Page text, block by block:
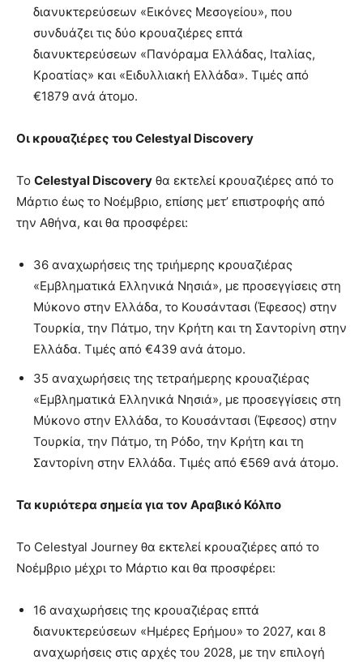
διανυκτερεύσεων «Εικόνες Μεσογείου», που
συνδυάζει τις δύο κρουαζιέρες επτά
διανυκτερεύσεων «Πανόραμα Ελλάδας, Ιταλίας,
Κροατίας» και «Ειδυλλιακή Ελλάδα». Τιμές από
€1879 ανά άτομο.
Οι κρουαζιέρες του Celestyal Discovery
Το Celestyal Discovery θα εκτελεί κρουαζιέρες από το
Μάρτιο έως το Νοέμβριο, επίσης μετ’ επιστροφής από
την Αθήνα, και θα προσφέρει:
36 αναχωρήσεις της τριήμερης κρουαζιέρας
«Εμβληματικά Ελληνικά Νησιά», με προσεγγίσεις στη
Μύκονο στην Ελλάδα, το Κουσάντασι (Έφεσος) στην
Τουρκία, την Πάτμο, την Κρήτη και τη Σαντορίνη στην
Ελλάδα. Τιμές από €439 ανά άτομο.
35 αναχωρήσεις της τετραήμερης κρουαζιέρας
«Εμβληματικά Ελληνικά Νησιά», με προσεγγίσεις στη
Μύκονο στην Ελλάδα, το Κουσάντασι (Έφεσος) στην
Τουρκία, την Πάτμο, τη Ρόδο, την Κρήτη και τη
Σαντορίνη στην Ελλάδα. Τιμές από €569 ανά άτομο.
Τα κυριότερα σημεία για τον Αραβικό Κόλπο
Το Celestyal Journey θα εκτελεί κρουαζιέρες από το
Νοέμβριο μέχρι το Μάρτιο και θα προσφέρει:
16 αναχωρήσεις της κρουαζιέρας επτά
διανυκτερεύσεων «Ημέρες Ερήμου» το 2027, και 8
αναχωρήσεις στις αρχές του 2028, με την επιλογή